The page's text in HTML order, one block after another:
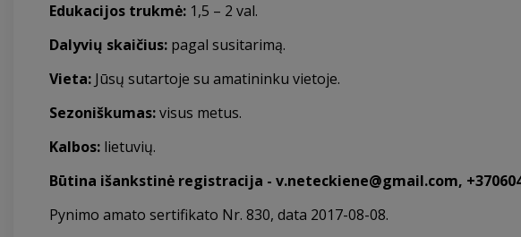
Edukacijos trukmė: 1,5 – 2 val.
Dalyvių skaičius: pagal susitarimą.
Vieta: Jūsų sutartoje su amatininku vietoje.
Sezoniškumas:visus metus.
Kalbos: lietuvių.
Būtina išankstinė registracija - v.neteckiene@gmail.com,
Pynimo amato sertifikato Nr. 830, data 2017-08-08.